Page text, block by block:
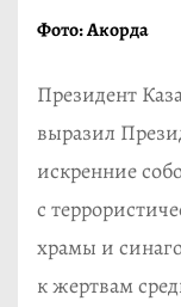
Фото: Акорда
Президент
выразил
искренние
с
храмы и
к жертвам